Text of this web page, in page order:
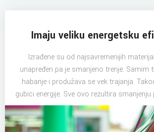
Imaju veliku energetsku
Izrađene su od najsavremenijih
unapređen pa je smanjeno trenje. Samim
habanje i produžava se vek trajanja.
gubici energije. Sve ovo rezultira